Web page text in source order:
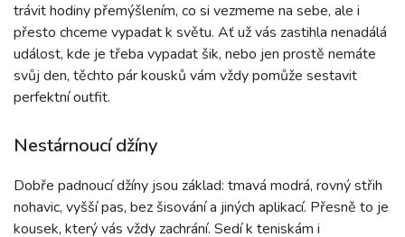
trávit hodiny přemýšlením, co si vezmeme na sebe, ale i
přesto chceme vypadat k světu. Ať už vás zastihla nenadálá
událost, kde je třeba vypadat šik, nebo jen prostě nemáte
svůj den, těchto pár kousků vám vždy pomůže sestavit
perfektní outfit.
Nestárnoucí džíny
Dobře padnoucí džíny jsou základ: tmavá modrá, rovný střih
nohavic, vyšší pas, bez šisování a jiných aplikací. Přesně to je
kousek, který vás vždy zachrání. Sedí k teniskám i